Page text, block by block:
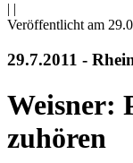
| |
Veröffentlicht am
29.7.2011 -
Weisner:
zuhören